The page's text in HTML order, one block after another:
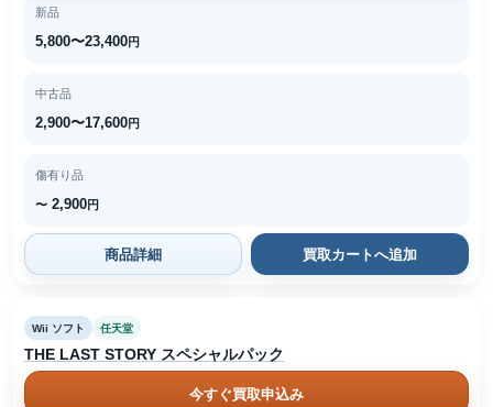
新品
5,800〜23,400円
中古品
2,900〜17,600円
傷有り品
〜 2,900円
商品詳細 買取カートへ追加
Wii ソフト 任天堂
THE LAST STORY スペシャルパック
今すぐ買取申込み